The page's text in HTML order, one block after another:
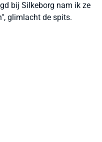
bij Silkeborg nam ik ze
glimlacht de spits.